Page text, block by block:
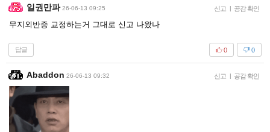
일권만파 26-06-13 09:25 신고 | 공감 확인
무지외반증 교정하는거 그대로 신고 나왔나
답글 0
0
Abaddon 26-06-13 09:32 신고 | 공감 확인